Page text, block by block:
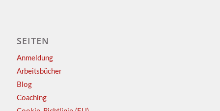
SEITEN
Anmeldung
Arbeitsbücher
Blog
Coaching